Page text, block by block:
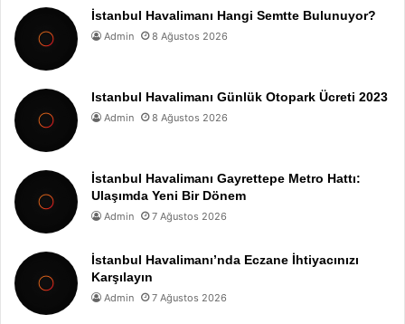
İstanbul Havalimanı Hangi Semtte Bulunuyor?
Admin 8 Ağustos 2026
Istanbul Havalimanı Günlük Otopark Ücreti 2023
Admin 8 Ağustos 2026
İstanbul Havalimanı Gayrettepe Metro Hattı:
Ulaşımda Yeni Bir Dönem
Admin 7 Ağustos 2026
İstanbul Havalimanı’nda Eczane İhtiyacınızı
Karşılayın
Admin 7 Ağustos 2026